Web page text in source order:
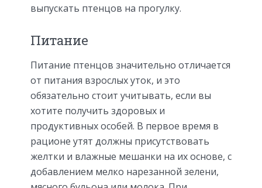
выпускать птенцов на прогулку.
Питание
Питание птенцов значительно отличается
от питания взрослых уток, и это
обязательно стоит учитывать, если вы
хотите получить здоровых и
продуктивных особей. В первое время в
рационе утят должны присутствовать
желтки и влажные мешанки на их основе, с
добавлением мелко нарезанной зелени,